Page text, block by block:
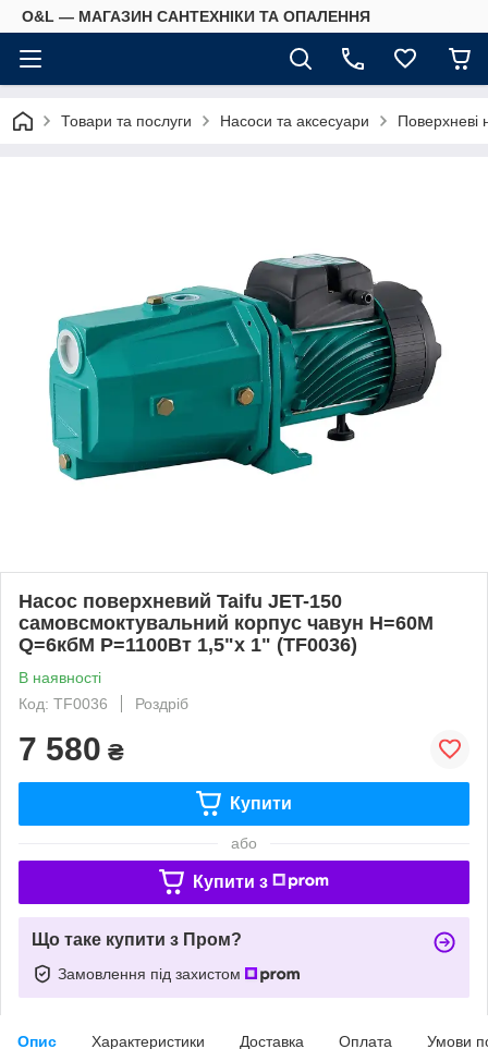
O&L — МАГАЗИН САНТЕХНІКИ ТА ОПАЛЕННЯ
Товари та послуги Насоси та аксесуари Поверхневі
Насос поверхневий Taifu JET-150
самовсмоктувальний корпус чавун Н=60М
Q=6кбМ P=1100Вт 1,5"x 1" (TF0036)
В наявності
Код: TF0036
Роздріб
7 580 ₴
Купити
або
Купити з
Що таке купити з Пром?
Замовлення під захистом
Опис Характеристики Доставка Оплата Умови